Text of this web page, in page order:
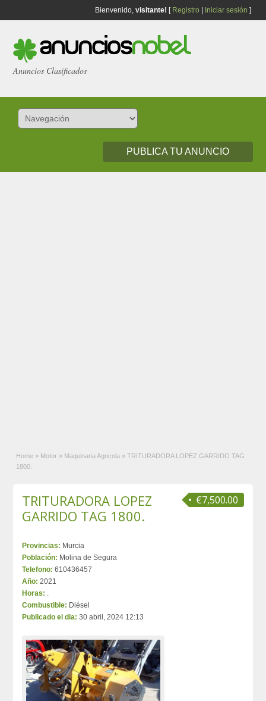
Bienvenido, visitante! [ Registro Iniciar sesión ]
Anuncios Clasificados
PUBLICA TU ANUNCIO
Home » Motor » Maquinaria Agricola » TRITURADORA LOPEZ GARRIDO TAG
1800.
€7,500.00
TRITURADORA LOPEZ
GARRIDO TAG 1800.
Provincias: Murcia
Población: Molina de Segura
Telefono: 610436457
Año: 2021
Horas: .
Combustible: Diésel
Publicado el dia: 30 abril, 2024 12:13